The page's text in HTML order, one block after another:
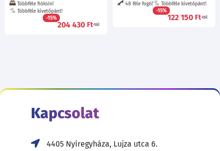
Többféle fióksín!
Többféle kivetőpánt!
-15%
204 430 Ft-tól
48 féle fogó!
Többféle kivetőpánt!
-15%
122 150 Ft-tól
Kapcsolat
4405 Nyíregyháza, Lujza utca 6.